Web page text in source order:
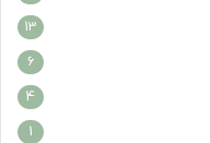
13
6
4
1